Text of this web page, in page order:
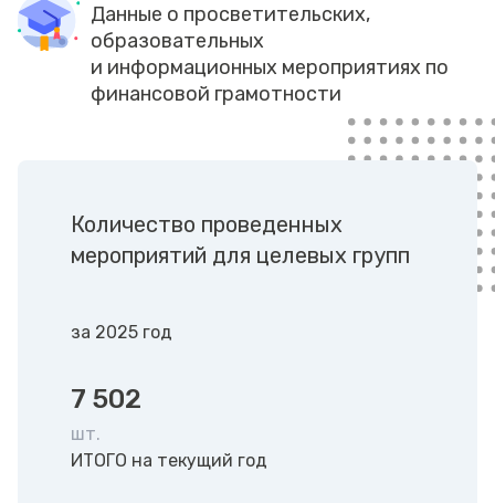
Данные о просветительских,
образовательных
и информационных мероприятиях по
финансовой грамотности
Количество проведенных
мероприятий для целевых групп
за 2025 год
7 502
шт.
ИТОГО на текущий год